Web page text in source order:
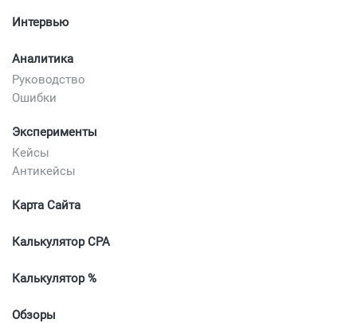
Интервью
Аналитика
Руководство
Ошибки
Эксперименты
Кейсы
Антикейсы
Карта Сайта
Калькулятор CPA
Калькулятор %
Обзоры